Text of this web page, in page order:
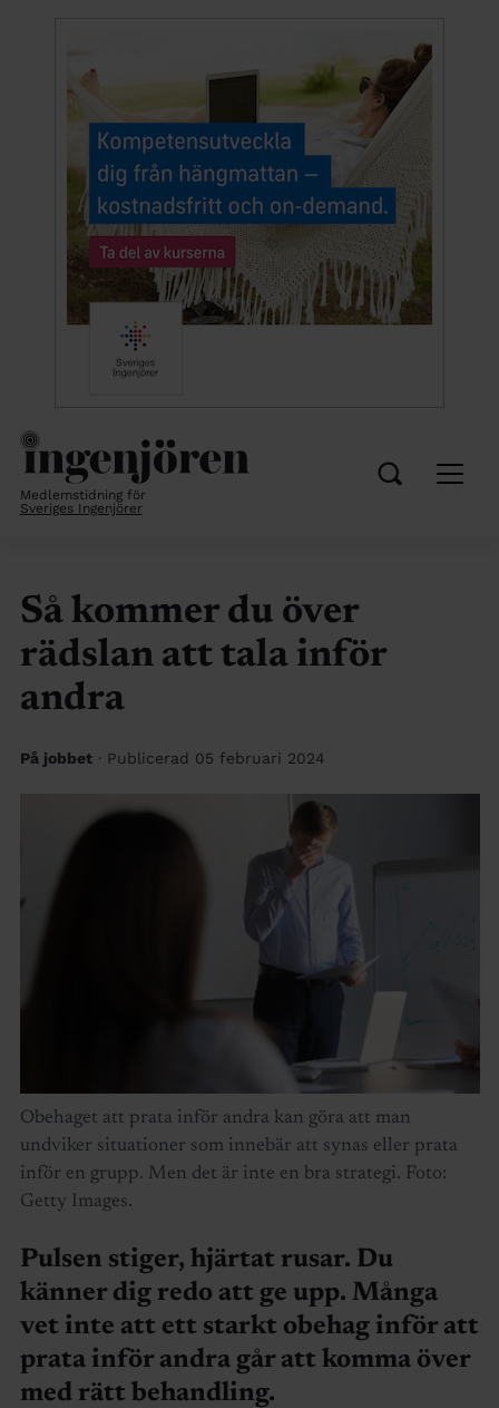
Medlemstidning för
Sveriges Ingenjörer
Så kommer du över
rädslan att tala inför
andra
På jobbet · Publicerad 05 februari 2024
Obehaget att prata inför andra kan göra att man
undviker situationer som innebär att synas eller prata
inför en grupp. Men det är inte en bra strategi. Foto:
Getty Images.
Pulsen stiger, hjärtat rusar. Du
känner dig redo att ge upp. Många
vet inte att ett starkt obehag inför att
prata inför andra går att komma över
med rätt behandling.